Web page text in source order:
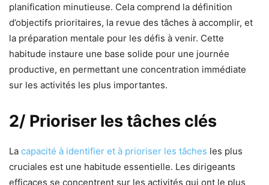
planification minutieuse. Cela comprend la définition
d’objectifs prioritaires, la revue des tâches à accomplir, et
la préparation mentale pour les défis à venir. Cette
habitude instaure une base solide pour une journée
productive, en permettant une concentration immédiate
sur les activités les plus importantes.
2/ Prioriser les tâches clés
La capacité à identifier et à prioriser les tâches les plus
cruciales est une habitude essentielle. Les dirigeants
efficaces se concentrent sur les activités qui ont le plus